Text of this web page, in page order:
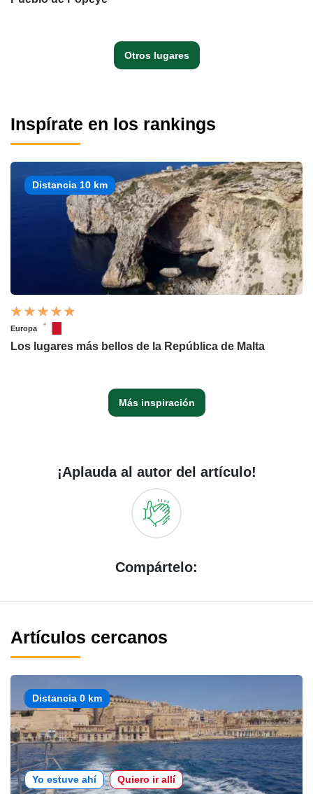
Otros lugares
Inspírate en los rankings
Distancia 10 km
Europa
Los lugares más bellos de la República de Malta
Más inspiración
¡Aplauda al autor del artículo!
Compártelo:
Artículos cercanos
Distancia 0 km
Yo estuve ahí Quiero ir allí